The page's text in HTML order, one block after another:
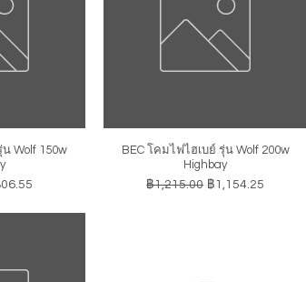
นWolf 150w
าขายลด
ดูข้อมูลด่วน
BEC โคมไฟไฮเบย์ รุ่น Wolf 200w
Highbay
ราคาปกติ
฿1,215.00 ราคาขายลด
฿1,154.25